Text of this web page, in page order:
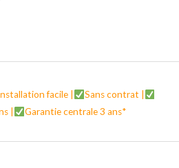
facile |
Sans contrat |
|
Garantie centrale 3 ans*